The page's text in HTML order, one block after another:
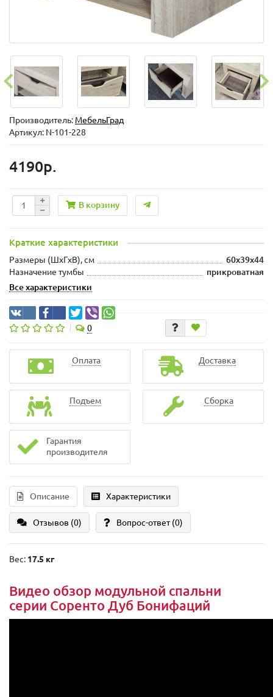
Производитель: МебельГрад
Артикул: N-101-228
4190р.
В корзину
Краткие характеристики
Размеры (ШxГxВ), см
60x39x44
Назначение тумбы
прикроватная
Все характеристики
0
Оплата Доставка
Подъем Сборка
Гарантия
производителя
Описание Характеристики
Отзывов (0) Вопрос-ответ(0)
Вес: 17.5 кг
Видео обзор модульной спальни
серии Соренто Дуб Бонифаций